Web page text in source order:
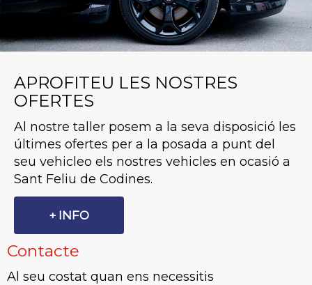
APROFITEU LES NOSTRES
OFERTES
Al nostre taller posem a la seva disposició les
últimes ofertes per a la posada a punt del
seu vehicleo els nostres vehicles en ocasió a
Sant Feliu de Codines.
+ INFO
Contacte
Al seu costat quan ens necessitis